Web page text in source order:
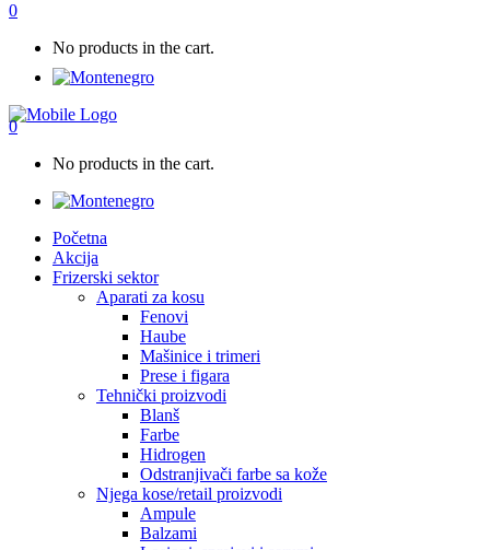
0
No products in the cart.
0
No products in the cart.
Početna
Akcija
Frizerski sektor
Aparati za kosu
Fenovi
Haube
Mašinice i trimeri
Prese i figara
Tehnički proizvodi
Blanš
Farbe
Hidrogen
Odstranjivači farbe sa kože
Njega kose/retail proizvodi
Ampule
Balzami